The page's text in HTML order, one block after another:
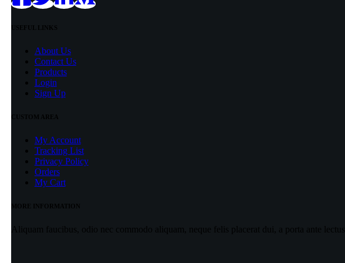
USEFUL LINKS
About Us
Contact Us
Products
Login
Sign Up
CUSTOM AREA
My Account
Tracking List
Privacy Policy
Orders
My Cart
MORE INFORMATION
Aliquam faucibus, odio nec commodo aliquam, neque felis placerat dui, a porta ante lectus